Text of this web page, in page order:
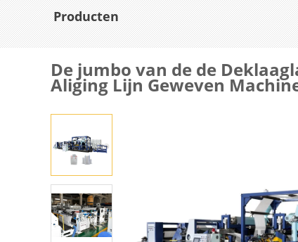
Producten
De jumbo van de de
Aliging Lijn Geweven